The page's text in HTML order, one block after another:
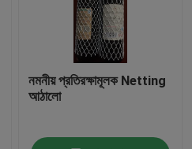
নমনীয় প্রতিরক্ষামূলক Netting
আঠালো